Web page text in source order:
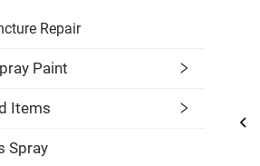
Repair
Paint
Items
Spray